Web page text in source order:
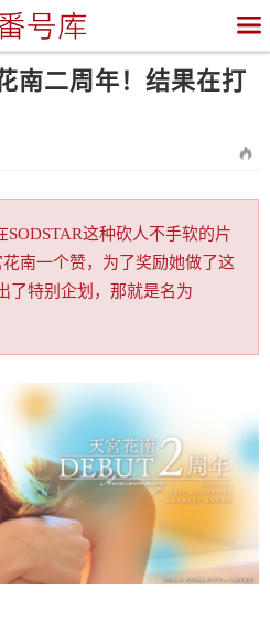

南二周年！结果在打

SODSTAR这种砍人不手软的片
南一个赞，为了奖励她做了这
了特别企划，那就是名为